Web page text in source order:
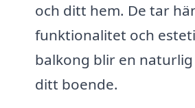
och ditt hem. De tar
funktionalitet och
balkong blir en
ditt boende.